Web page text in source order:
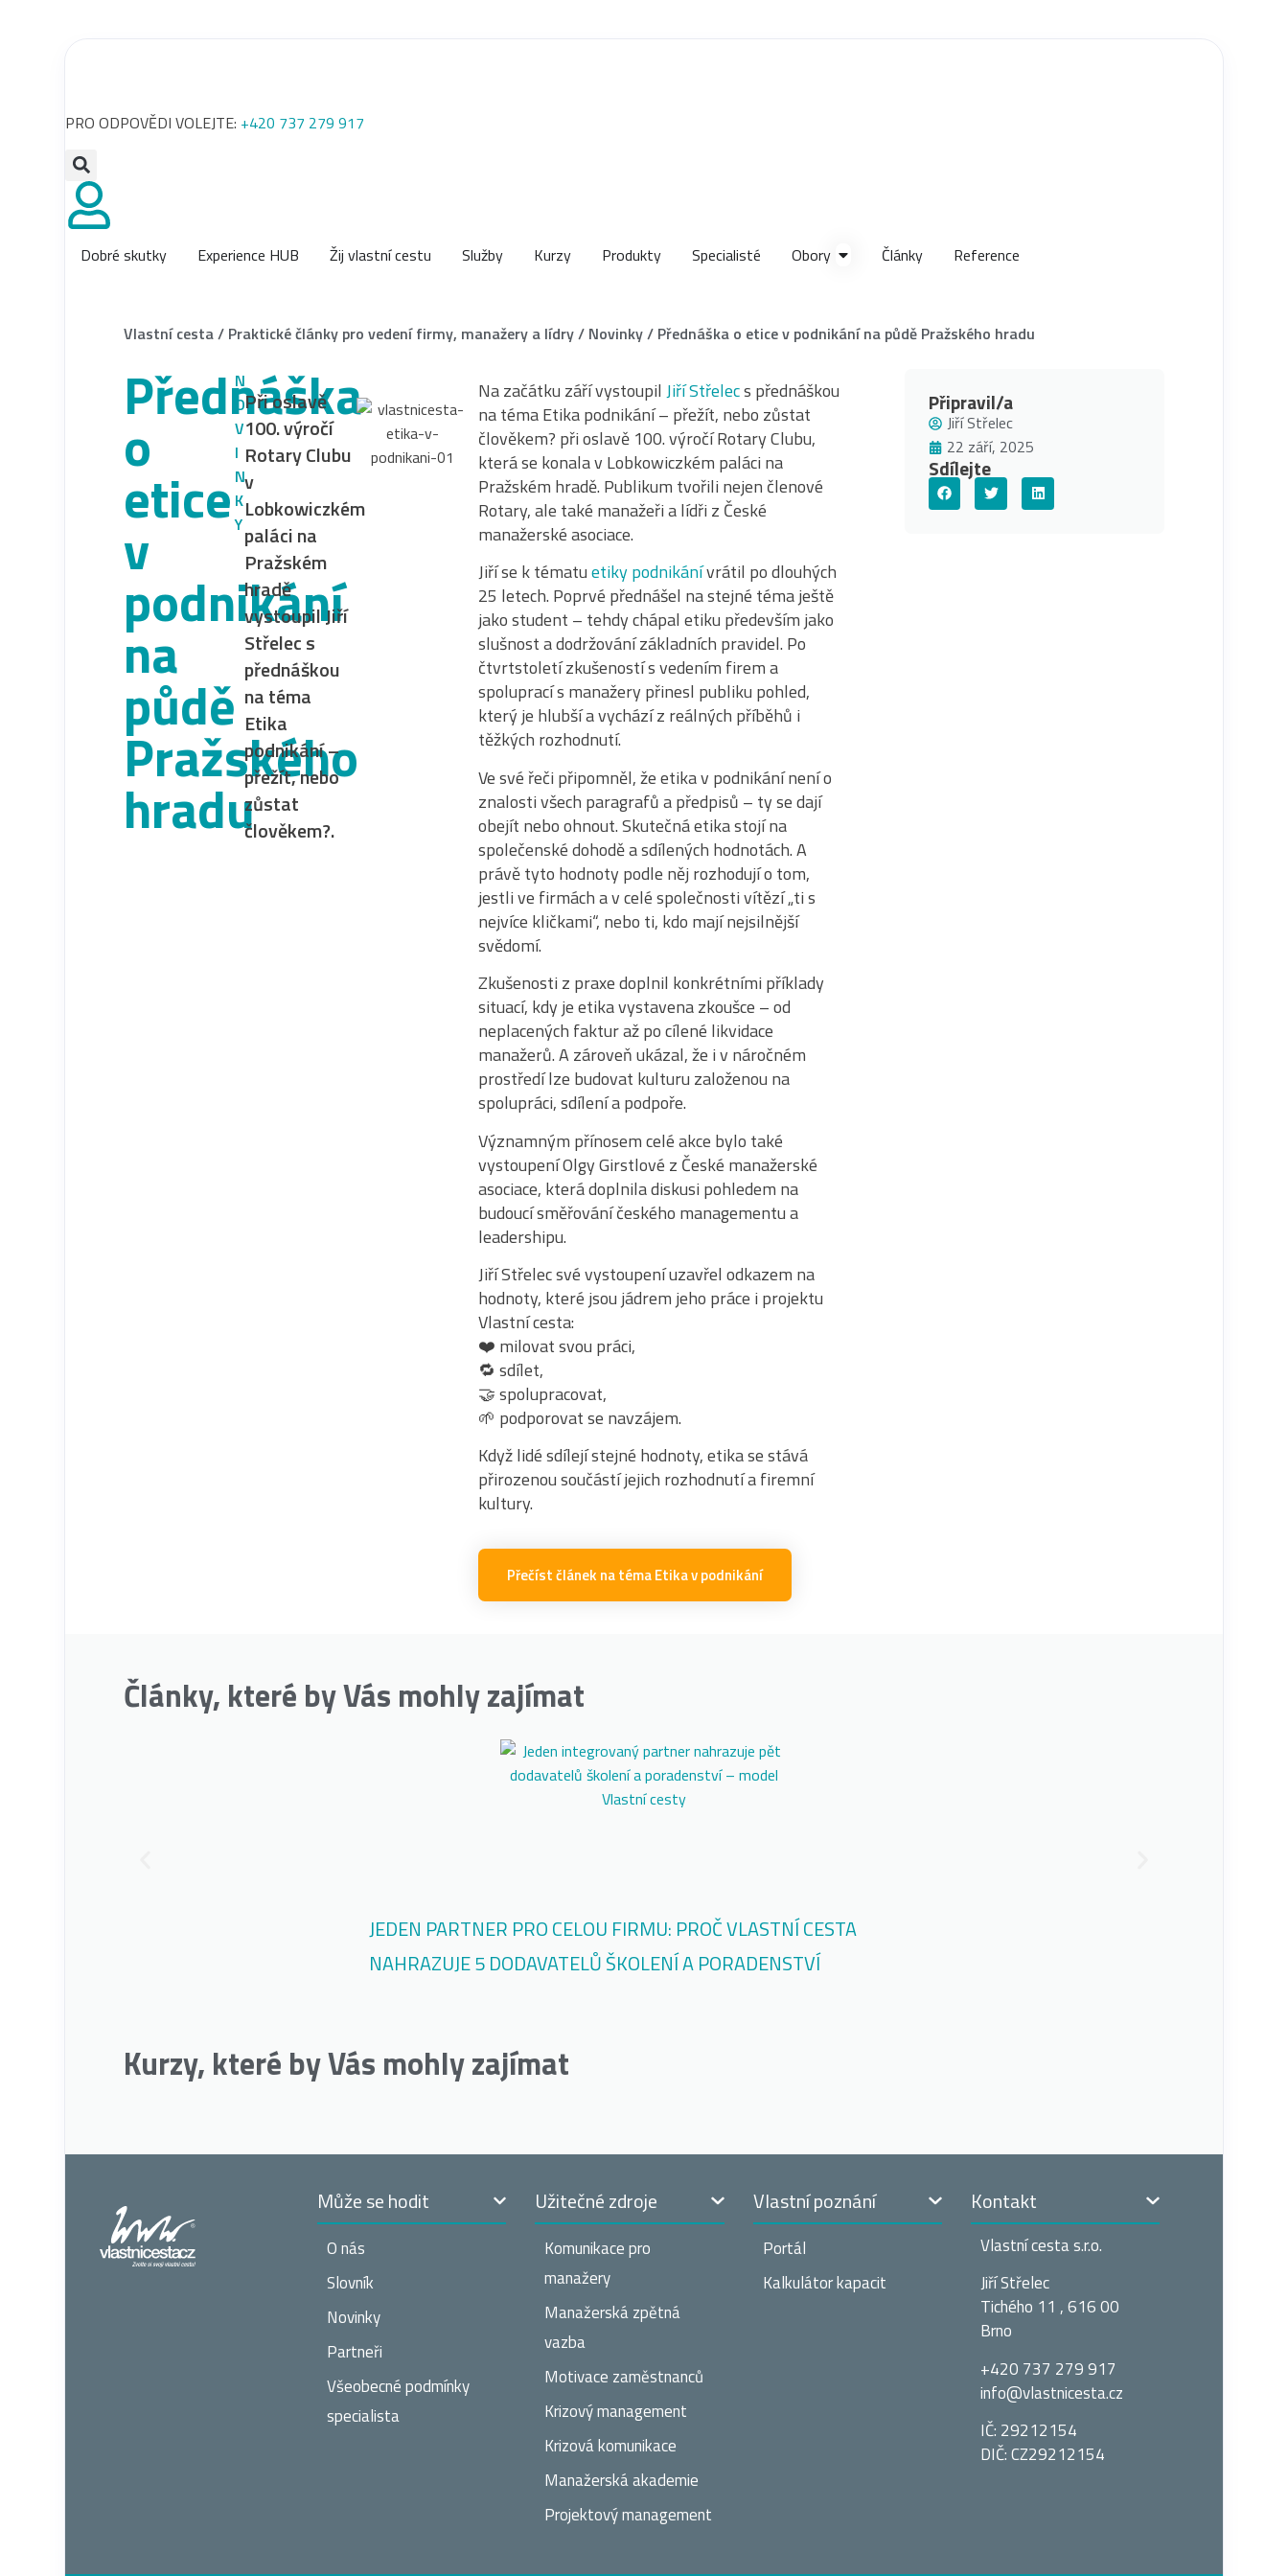
PRO ODPOVĚDI VOLEJTE: +420 737 279 917
Dobré skutky Experience HUB Žij vlastní cestu Služby Kurzy Produkty Specialisté Obory Články Reference
Vlastní cesta/ Praktické články pro vedení firmy, manažery a lídry/ Novinky/ Přednáška o etice v podnikání na půdě Pražského hradu
Přednáška
o
etice
v
podnikání
na
půdě
Pražského
hradu
N
O
V
I
N
K
Y
Při oslavě
100. výročí
Rotary Clubu
v
Lobkowiczkém
paláci na
Pražském
hradě
vystoupil Jiří
Střelec s
přednáškou
na téma
Etika
podnikání –
přežít, nebo
zůstat
člověkem?.
Na začátku září vystoupil Jiří Střelecs přednáškou
na téma Etika podnikání – přežít, nebo zůstat
člověkem? při oslavě 100. výročí Rotary Clubu,
která se konala v Lobkowiczkém paláci na
Pražském hradě. Publikum tvořili nejen členové
Rotary, ale také manažeři a lídři z České
manažerské asociace.
Jiří se k tématuetiky podnikánívrátil po dlouhých
25 letech. Poprvé přednášel na stejné téma ještě
jako student – tehdy chápal etiku především jako
slušnost a dodržování základních pravidel. Po
čtvrtstoletí zkušeností s vedením firem a
spoluprací s manažery přinesl publiku pohled,
který je hlubší a vychází z reálných příběhů i
těžkých rozhodnutí.
Ve své řeči připomněl, že etika v podnikání není o
znalosti všech paragrafů a předpisů – ty se dají
obejít nebo ohnout. Skutečná etika stojí na
společenské dohodě a sdílených hodnotách. A
právě tyto hodnoty podle něj rozhodují o tom,
jestli ve firmách a v celé společnosti vítězí „ti s
nejvíce kličkami“, nebo ti, kdo mají nejsilnější
svědomí.
Zkušenosti z praxe doplnil konkrétními příklady
situací, kdy je etika vystavena zkoušce – od
neplacených faktur až po cílené likvidace
manažerů. A zároveň ukázal, že i v náročném
prostředí lze budovat kulturu založenou na
spolupráci, sdílení a podpoře.
Významným přínosem celé akce bylo také
vystoupení Olgy Girstlové z České manažerské
asociace, která doplnila diskusi pohledem na
budoucí směřování českého managementu a
leadershipu.
Jiří Střelec své vystoupení uzavřel odkazem na
hodnoty, které jsou jádrem jeho práce i projektu
Vlastní cesta:
❤️ milovat svou práci,
🔁 sdílet,
🤝 spolupracovat,
🌱 podporovat se navzájem.
Když lidé sdílejí stejné hodnoty, etika se stává
přirozenou součástí jejich rozhodnutí a firemní
kultury.
Přečíst článek na téma Etika v podnikání
Připravil/a
Jiří Střelec
22 září, 2025
Sdílejte
Články, které by Vás mohly zajímat
JEDEN PARTNER PRO CELOU FIRMU: PROČ VLASTNÍ CESTA
NAHRAZUJE 5 DODAVATELŮ ŠKOLENÍ A PORADENSTVÍ
Kurzy, které by Vás mohly zajímat
Může se hodit
O nás
Slovník
Novinky
Partneři
Všeobecné podmínky
specialista
Užitečné zdroje
Komunikace pro
manažery
Manažerská zpětná
vazba
Motivace zaměstnanců
Krizový management
Krizová komunikace
Manažerská akademie
Projektový management
Vlastní poznání
Portál
Kalkulátor kapacit
Kontakt
Vlastní cesta s.r.o.
Jiří Střelec
Tichého 11 , 616 00
Brno
+420 737 279 917
info@vlastnices­ta.cz
IČ: 29212154
DIČ: CZ29212154